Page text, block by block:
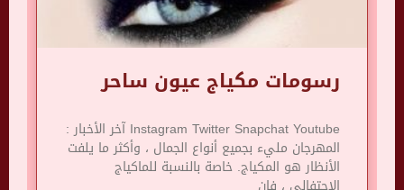
رسومات مكياج عيون ساحر
Instagram Twitter Snapchat Youtube آخر الأخبار :
المهرجان مليء بجميع أنواع الجمال ، وأكثر ما يلفت
الأنظار هو المكياج. خاصة بالنسبة للماكياج